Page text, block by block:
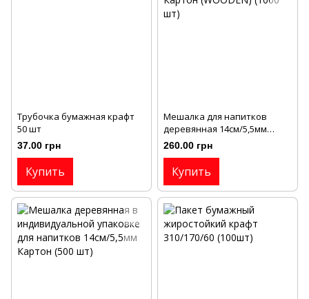
Трубочка бумажная крафт
50 шт
37.00 грн
Купить
Мешалка для напитков
деревянная 14см/5,5мм
Картон (WOODEN) (1000 шт)
260.00 грн
Купить